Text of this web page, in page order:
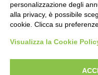
Bogliano Srl
Strada Statale 231 Alba-
Borgo San Martino 44,
personalizzazione degli
alla privacy, è possibile
cookie. Clicca su
Visualizza la Cookie